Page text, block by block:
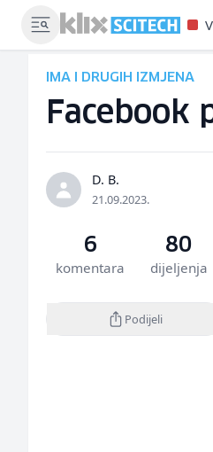
IMA I DRUGIH IZMJENA
Facebook
D. B.
21.09.2023.
6
komentara
80
dijeljenja
Podijeli